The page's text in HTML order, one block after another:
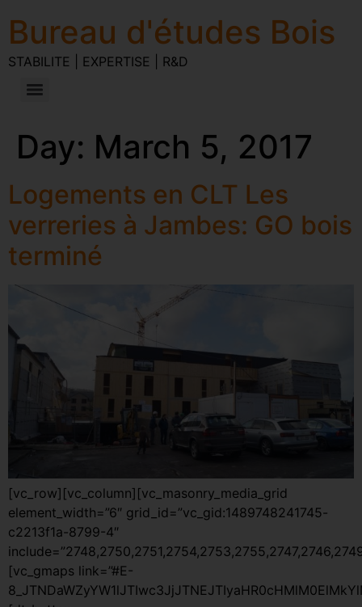
Bureau d'études Bois
STABILITE | EXPERTISE | R&D
Day: March 5, 2017
Logements en CLT Les
verreries à Jambes: GO bois
terminé
[vc_row][vc_column][vc_masonry_media_grid
element_width=”6″ grid_id=”vc_gid:1489748241745-
c2213f1a-8799-4″
[vc_gmaps link=”#E-